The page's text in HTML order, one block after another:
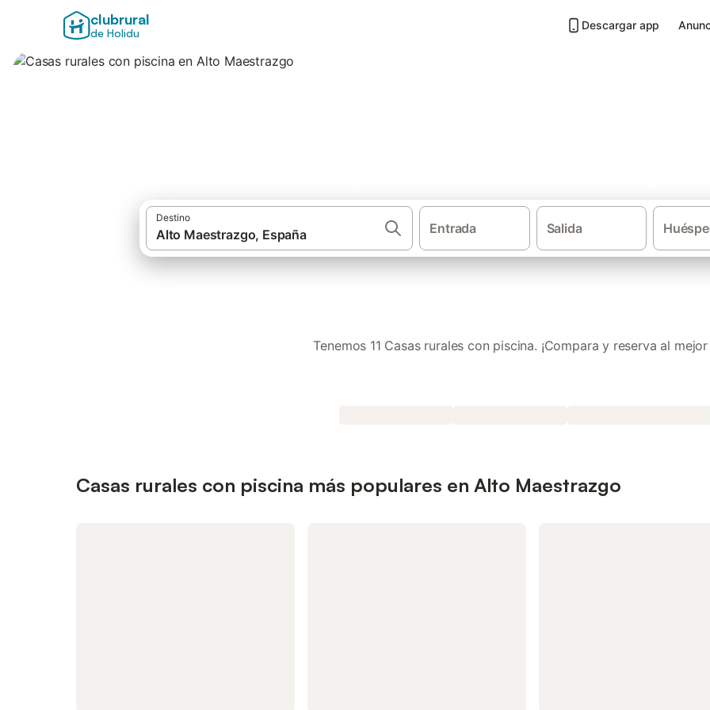
clubrural
de Holidu
Descargar app
Destino
Entrada Salida
Tenemos 11 Casas rurales con piscina. ¡Compara y reserva al
Casas rurales con piscina más populares en Alto Maestrazgo